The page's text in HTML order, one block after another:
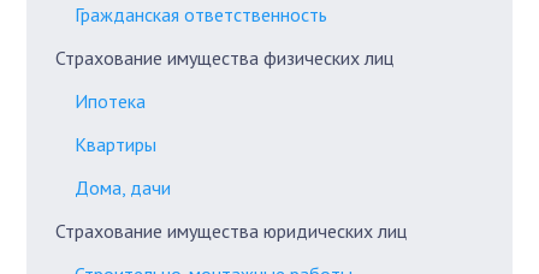
Гражданская ответственность
Страхование имущества физических лиц
Ипотека
Квартиры
Дома, дачи
Страхование имущества юридических лиц